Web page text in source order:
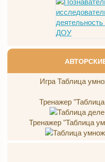
Игра Таблица
Тренажер
Тренажер "Таблица